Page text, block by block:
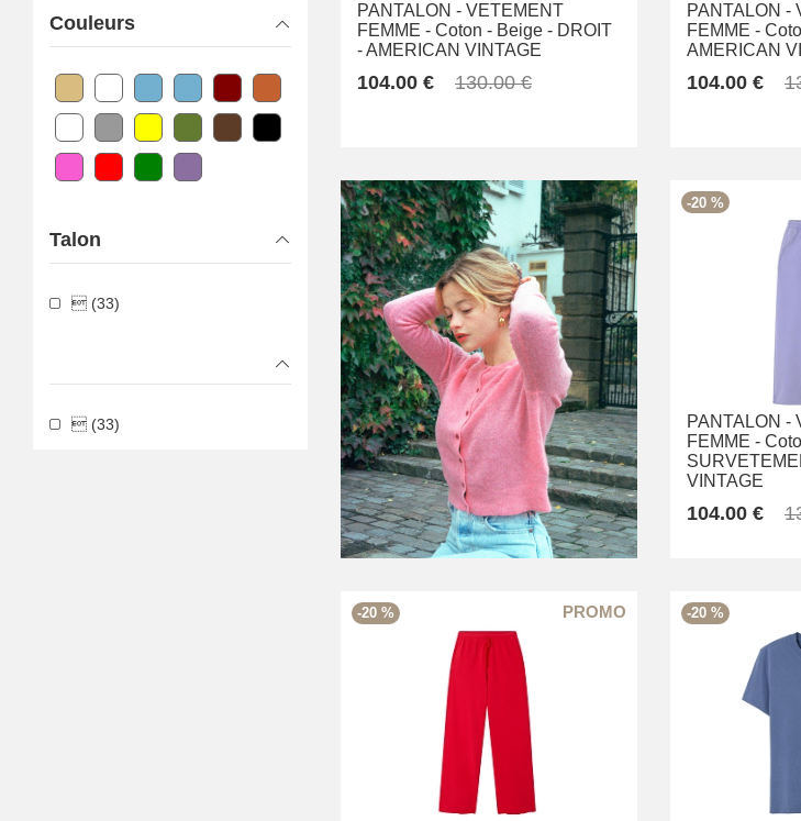
Couleurs
Talon
 (33)
 (33)
PANTALON - VETEMENT
FEMME - Coton - Beige - DROIT
-AMERICAN VINTAGE
104.00 € 130.00 €
PANTALON -
FEMME -
AMERICAN
104.00 €
-20 %
PANTALON -
FEMME -
VINTAGE
104.00 €
-20 % -20 %